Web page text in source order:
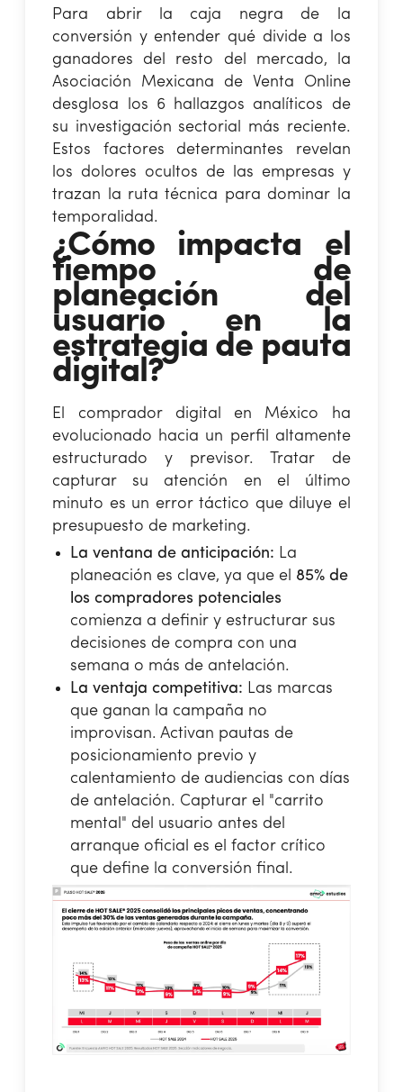
Para abrir la caja negra de la
conversión y entender qué divide a los
ganadores del resto del mercado, la
Asociación Mexicana de Venta Online
desglosa los 6 hallazgos analíticos de
su investigación sectorial más reciente.
Estos factores determinantes revelan
los dolores ocultos de las empresas y
trazan la ruta técnica para dominar la
temporalidad.
¿Cómo impacta el
tiempo de
planeación del
usuario en la
estrategia de pauta
digital?
El comprador digital en México ha
evolucionado hacia un perfil altamente
estructurado y previsor. Tratar de
capturar su atención en el último
minuto es un error táctico que diluye el
presupuesto de marketing.
La ventana de anticipación: La
planeación es clave, ya que el 85% de
los compradores potenciales
comienza a definir y estructurar sus
decisiones de compra con una
semana o más de antelación.
La ventaja competitiva: Las marcas
que ganan la campaña no
improvisan. Activan pautas de
posicionamiento previo y
calentamiento de audiencias con días
de antelación. Capturar el "carrito
mental" del usuario antes del
arranque oficial es el factor crítico
que define la conversión final.